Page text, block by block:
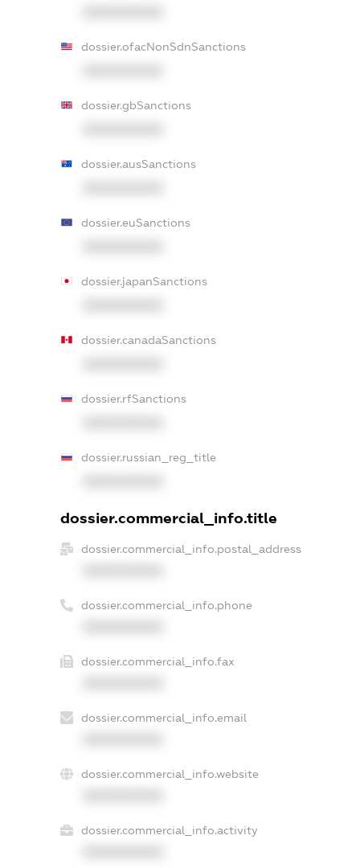
dossier.ofacNonSdnSanctions
dossier.gbSanctions
dossier.ausSanctions
dossier.euSanctions
dossier.japanSanctions
dossier.canadaSanctions
dossier.rfSanctions
dossier.russian_reg_title
dossier.commercial_info.title
dossier.commercial_info.postal_address
dossier.commercial_info.phone
dossier.commercial_info.fax
dossier.commercial_info.email
dossier.commercial_info.website
dossier.commercial_info.activity